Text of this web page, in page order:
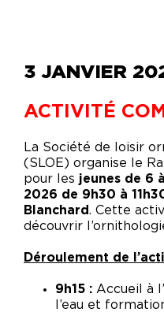
3 JANVIER
ACTIVITÉ
La Société de loisir
(SLOE) organise le
pour les jeunes de 6
2026 de 9h30 à
Blanchard. Cette
découvrir
Déroulement de
9h15 : Accueil à
l’eau et